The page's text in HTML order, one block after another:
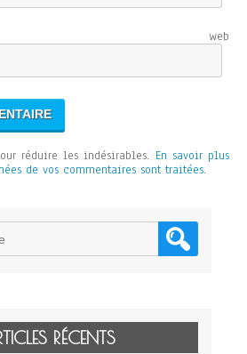
web
réduire les indésirables. En savoir plus
de vos commentaires sont traitées.
RÉCENTS